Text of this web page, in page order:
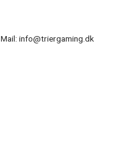
Mail: info@triergaming.dk